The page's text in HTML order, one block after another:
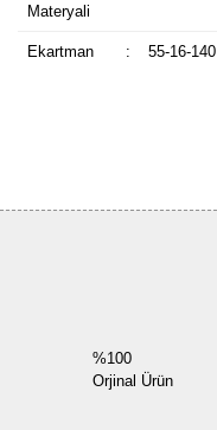
Materyali
Ekartman : 55-16-140
%100
Orjinal Ürün